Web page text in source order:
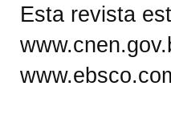
Esta revista